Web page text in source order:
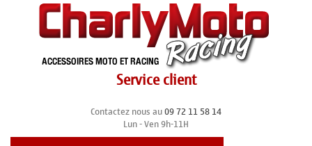
Service client
Contactez nous au09 72 11 58 14
Lun - Ven 9h-11H